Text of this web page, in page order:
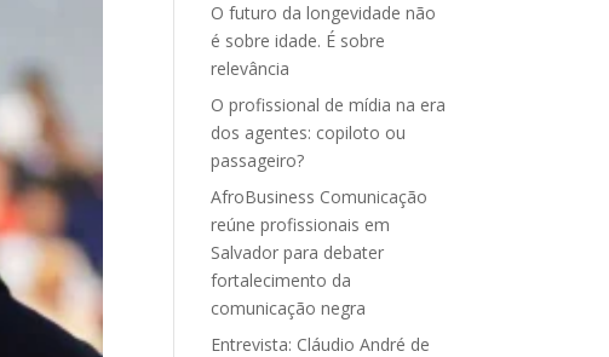
O futuro da longevidade não
é sobre idade. É sobre
relevância
O profissional de mídia na era
dos agentes: copiloto ou
passageiro?
AfroBusiness Comunicação
reúne profissionais em
Salvador para debater
fortalecimento da
comunicação negra
Entrevista: Cláudio André de